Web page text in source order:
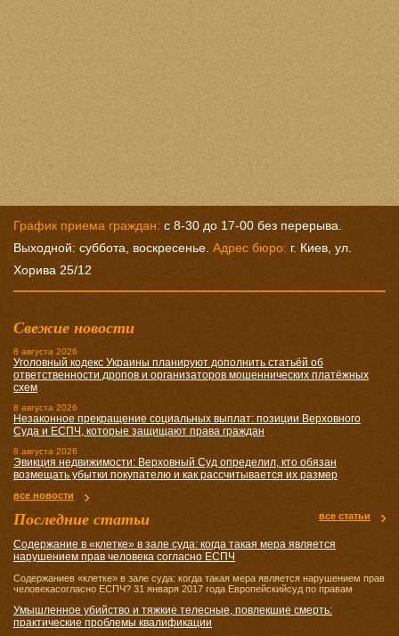
График приема граждан: с 8-30 до 17-00 без перерыва.
Выходной: суббота, воскресенье. Адрес бюро: г. Киев, ул.
Хорива 25/12
Свежие новости
8 августа 2026
Уголовный кодекс Украины планируют дополнить статьёй об
ответственности дропов и организаторов мошеннических платёжных
схем
8 августа 2026
Незаконное прекращение социальных выплат: позиции Верховного
Суда и ЕСПЧ, которые защищают права граждан
8 августа 2026
Эвикция недвижимости: Верховный Суд определил, кто обязан
возмещать убытки покупателю и как рассчитывается их размер
все новости
Последние статьи все статьи
Содержание в «клетке» в зале суда: когда такая мера является
нарушением прав человека согласно ЕСПЧ
Содержаниев «клетке» в зале суда: когда такая мера является нарушением прав
человекасогласно ЕСПЧ? 31 января 2017 года Европейскийсуд по правам
Умышленное убийство и тяжкие телесные, повлекшие смерть:
практические проблемы квалификации